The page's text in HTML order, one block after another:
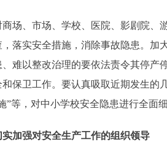
、市场、学校、医院、影剧院、游
落实安全措施，消除事故隐患。加
、难以整改治理的要依法责令其停产
保卫工作。要认真吸取近期发生的
”等，对中小学校安全隐患进行全面
实加强对安全生产工作的组织领导